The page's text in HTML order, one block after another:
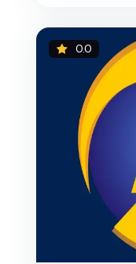
0.0